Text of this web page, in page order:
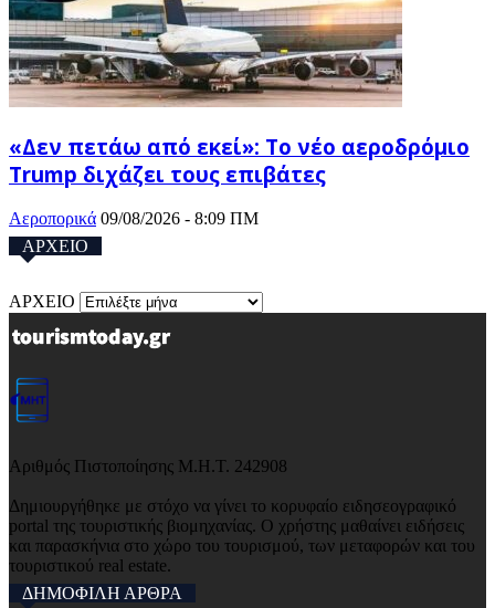
«Δεν πετάω από εκεί»: Το νέο αεροδρόμιο
Trump διχάζει τους επιβάτες
Αεροπορικά 09/08/2026 - 8:09 ΠΜ
ΑΡΧΕΙΟ
ΑΡΧΕΙΟ
Αριθμός Πιστοποίησης Μ.Η.Τ. 242908
Δημιουργήθηκε με στόχο να γίνει το κορυφαίο ειδησεογραφικό
portal της τουριστικής βιομηχανίας. Ο χρήστης μαθαίνει ειδήσεις
και παρασκήνια στο χώρο του τουρισμού, των μεταφορών και του
τουριστικού real estate.
ΔΗΜΟΦΙΛΗ ΑΡΘΡΑ